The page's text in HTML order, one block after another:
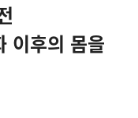
후의 몸을